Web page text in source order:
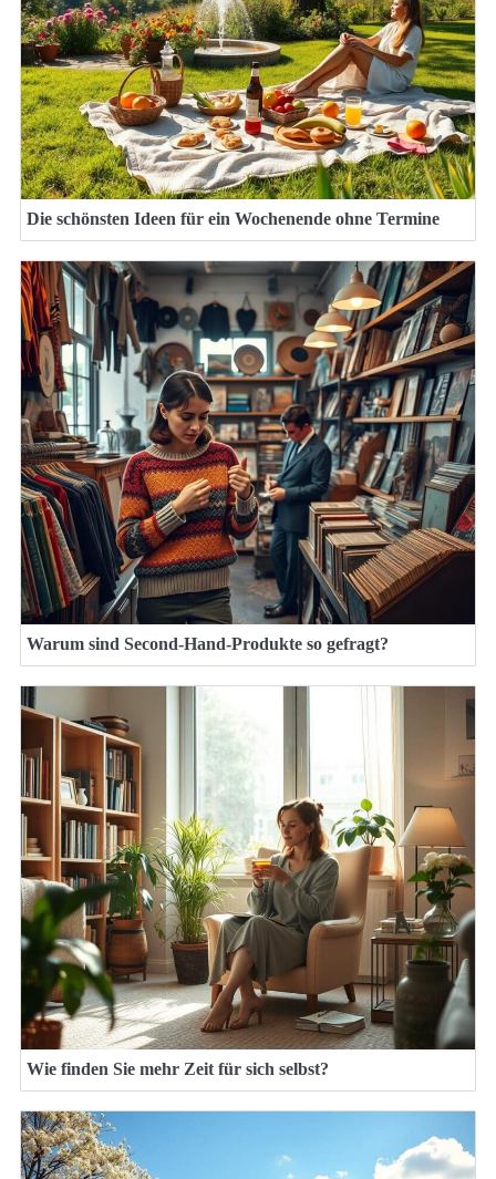
Die schönsten Ideen für ein Wochenende ohne Termine
Warum sind Second-Hand-Produkte so gefragt?
Wie finden Sie mehr Zeit für sich selbst?